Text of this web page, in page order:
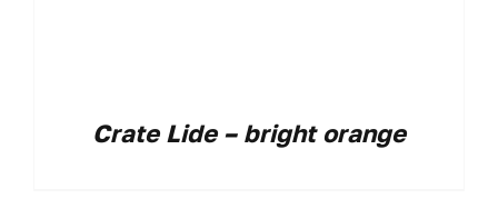
Crate Lide – bright orange